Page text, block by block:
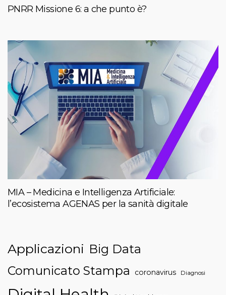
PNRR Missione 6: a che punto è?
MIA – Medicina e Intelligenza Artificiale:
l’ecosistema AGENAS per la sanità digitale
Applicazioni Big Data
Comunicato Stampa
coronavirus Diagnosi